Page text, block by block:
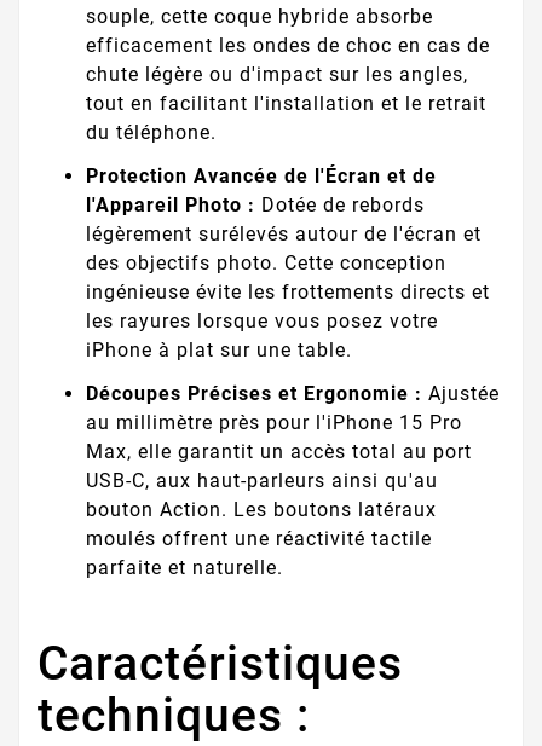
souple, cette coque hybride absorbe
efficacement les ondes de choc en cas de
chute légère ou d'impact sur les angles,
tout en facilitant l'installation et le retrait
du téléphone.
Protection Avancée de l'Écran et de
l'Appareil Photo : Dotée de rebords
légèrement surélevés autour de l'écran et
des objectifs photo. Cette conception
ingénieuse évite les frottements directs et
les rayures lorsque vous posez votre
iPhone à plat sur une table.
Découpes Précises et Ergonomie : Ajustée
au millimètre près pour l'iPhone 15 Pro
Max, elle garantit un accès total au port
USB-C, aux haut-parleurs ainsi qu'au
bouton Action. Les boutons latéraux
moulés offrent une réactivité tactile
parfaite et naturelle.
Caractéristiques
techniques :